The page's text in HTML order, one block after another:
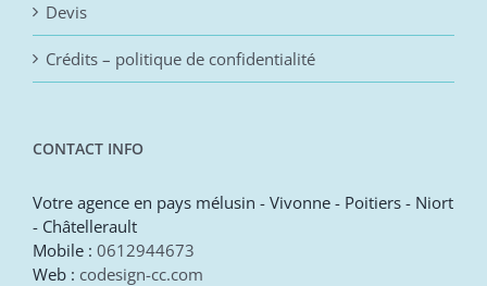
Devis
Crédits – politique de confidentialité
CONTACT INFO
Votre agence en pays mélusin - Vivonne - Poitiers - Niort
- Châtellerault
Mobile : 0612944673
Web : codesign-cc.com